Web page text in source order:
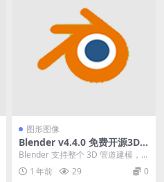
图形图像
Blender v4.4.0 免费开源3D
建模工具中文绿色版
Blender 支持整个 3D 管道建模，
装配，动画，模拟，渲染，合成和
运动跟踪...
1 年前 29 0